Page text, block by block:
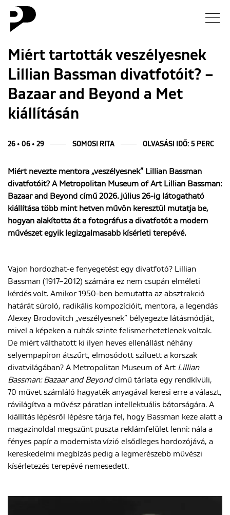
Hírek
Galéria
Rólunk
Miért tartották veszélyesnek
Lillian Bassman divatfotóit? –
Bazaar and Beyond a Met
kiállításán
26 • 06 • 29 SOMOSI RITA OLVASÁSI IDŐ: 5 PERC
Miért nevezte mentora „veszélyesnek” Lillian Bassman
divatfotóit? A Metropolitan Museum of Art Lillian Bassman:
Bazaar and Beyond című 2026. július 26-ig látogatható
kiállítása több mint hetven művön keresztül mutatja be,
hogyan alakította át a fotográfus a divatfotót a modern
művészet egyik legizgalmasabb kísérleti terepévé.
Vajon hordozhat-e fenyegetést egy divatfotó? Lillian
Bassman (1917–2012) számára ez nem csupán elméleti
kérdés volt. Amikor 1950-ben bemutatta az absztrakció
határát súroló, radikális kompozícióit, mentora, a legendás
Alexey Brodovitch „veszélyesnek” bélyegezte látásmódját,
mivel a képeken a ruhák szinte felismerhetetlenek voltak.
De miért válthatott ki ilyen heves ellenállást néhány
selyempapíron átszűrt, elmosódott sziluett a korszak
divatvilágában? A Metropolitan Museum of Art Lillian
Bassman: Bazaar and Beyondcímű tárlata egy rendkívüli,
70 művet számláló hagyaték anyagával keresi erre a választ,
rávilágítva a művész páratlan intellektuális bátorságára. A
kiállítás lépésről lépésre tárja fel, hogy Bassman keze alatt a
magazinoldal megszűnt puszta reklámfelület lenni: nála a
fényes papír a modernista vízió elsődleges hordozójává, a
kereskedelmi megbízás pedig a legmerészebb művészi
kísérletezés terepévé nemesedett.